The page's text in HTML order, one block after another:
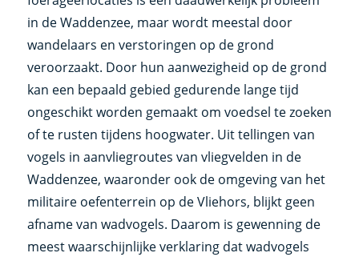
in de Waddenzee, maar wordt meestal door
wandelaars en verstoringen op de grond
veroorzaakt. Door hun aanwezigheid op de grond
kan een bepaald gebied gedurende lange tijd
ongeschikt worden gemaakt om voedsel te zoeken
of te rusten tijdens hoogwater. Uit tellingen van
vogels in aanvliegroutes van vliegvelden in de
Waddenzee, waaronder ook de omgeving van het
militaire oefenterrein op de Vliehors, blijkt geen
afname van wadvogels. Daarom is gewenning de
meest waarschijnlijke verklaring dat wadvogels